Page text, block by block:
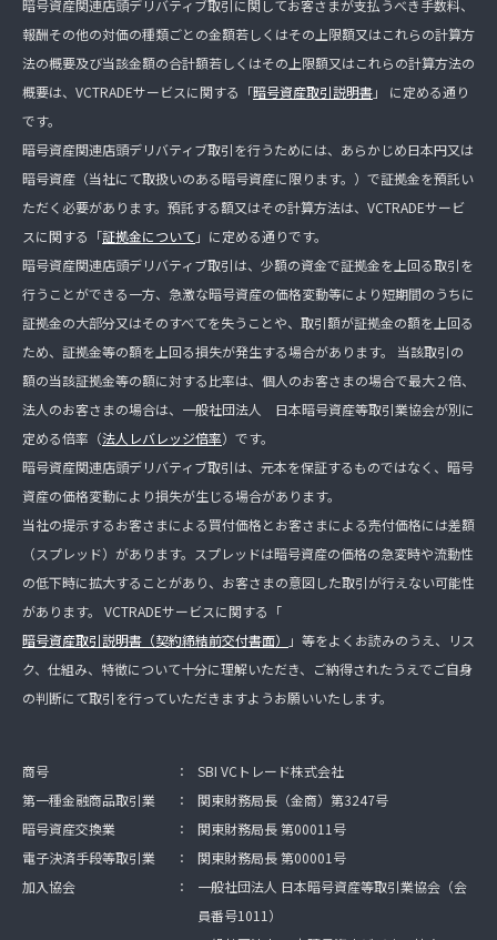
暗号資産関連店頭デリバティブ取引に関してお客さまが支払うべき手数料、
報酬その他の対価の種類ごとの金額若しくはその上限額又はこれらの計算方
法の概要及び当該金額の合計額若しくはその上限額又はこれらの計算方法の
概要は、VCTRADEサービスに関する「暗号資産取引説明書」 に定める通り
です。
暗号資産関連店頭デリバティブ取引を行うためには、あらかじめ日本円又は
暗号資産（当社にて取扱いのある暗号資産に限ります。）で証拠金を預託い
ただく必要があります。預託する額又はその計算方法は、VCTRADEサービ
スに関する「証拠金について 」に定める通りです。
暗号資産関連店頭デリバティブ取引は、少額の資金で証拠金を上回る取引を
行うことができる一方、急激な暗号資産の価格変動等により短期間のうちに
証拠金の大部分又はそのすべてを失うことや、取引額が証拠金の額を上回る
ため、証拠金等の額を上回る損失が発生する場合があります。 当該取引の
額の当該証拠金等の額に対する比率は、個人のお客さまの場合で最大２倍、
法人のお客さまの場合は、一般社団法人 日本暗号資産等取引業協会が別に
定める倍率（法人レバレッジ倍率）です。
暗号資産関連店頭デリバティブ取引は、元本を保証するものではなく、暗号
資産の価格変動により損失が生じる場合があります。
当社の提示するお客さまによる買付価格とお客さまによる売付価格には差額
（スプレッド）があります。スプレッドは暗号資産の価格の急変時や流動性
の低下時に拡大することがあり、お客さまの意図した取引が行えない可能性
があります。 VCTRADEサービスに関する「
暗号資産取引説明書（契約締結前交付書面）
」等をよくお読みのうえ、リス
ク、仕組み、特徴について十分に理解いただき、ご納得されたうえでご自身
の判断にて取引を行っていただきますようお願いいたします。
商号 ：
SBI VCトレード株式会社
第一種金融商品取引業
：
関東財務局長（金商）第3247号
暗号資産交換業
：
関東財務局長 第00011号
電子決済手段等取引業
：
関東財務局長 第00001号
加入協会
：
一般社団法人 日本暗号資産等取引業協会（会
員番号1011）